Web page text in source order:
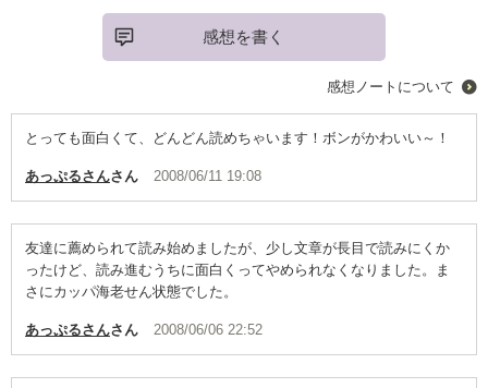
感想を書く
感想ノートについて
とっても面白くて、どんどん読めちゃいます！ボンがかわいい～！
あっぷるさんさん 2008/06/11 19:08
友達に薦められて読み始めましたが、少し文章が長目で読みにくか
ったけど、読み進むうちに面白くってやめられなくなりました。ま
さにカッパ海老せん状態でした。
あっぷるさんさん 2008/06/06 22:52